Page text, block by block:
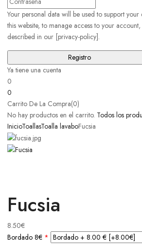
Your personal data will be used to support
this website, to manage access to your
described in our [privacy-policy].
Ya tiene una cuenta
0
0
Carrito De La Compra(0)
No hay productos en el carrito. Todos los
InicioToallasToalla lavaboFucsia
Fucsia
8.50€
Bordado 8€ *